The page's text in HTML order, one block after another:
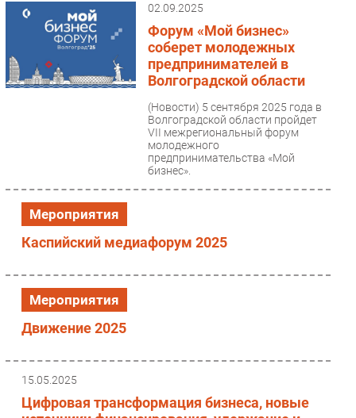
02.09.2025
Форум «Мой бизнес»
соберет молодежных
предпринимателей в
Волгоградской области
(Новости) 5 сентября 2025 года в
Волгоградской области пройдет
VII межрегиональный форум
молодежного
предпринимательства «Мой
бизнес».
Мероприятия
Каспийский медиафорум 2025
Мероприятия
Движение 2025
15.05.2025
Цифровая трансформация бизнеса, новые